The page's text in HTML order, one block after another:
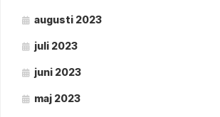
augusti 2023
juli 2023
juni 2023
maj 2023